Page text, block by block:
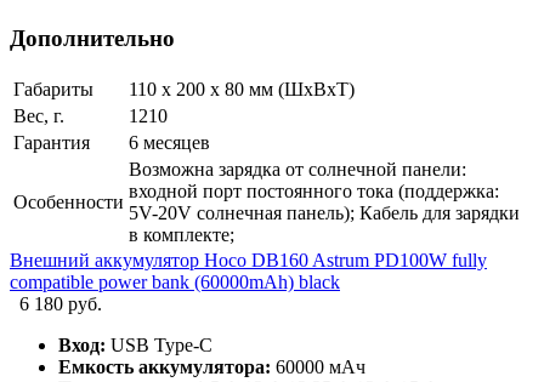
Дополнительно
Габариты
110 х 200 х 80 мм (ШхВхТ)
Вес, г.
1210
Гарантия
6 месяцев
Особенности
Возможна зарядка от солнечной панели:
входной порт постоянного тока (поддержка:
5V-20V солнечная панель); Кабель для зарядки
в комплекте;
Внешний аккумулятор Hoco DB160 Astrum PD100W fully
compatible power bank (60000mAh) black
6 180 руб.
Вход: USB Type-C
Емкость аккумулятора: 60000 мАч